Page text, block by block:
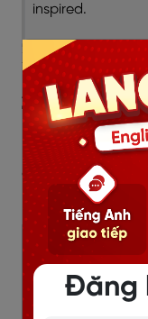
inspired.
Xem thêm: Các
2.4. Trả lời
Khi một ngày của
các câu trả lời
lập. Dưới đây là
Câu tiếng Anh
It was alright.
Đăng